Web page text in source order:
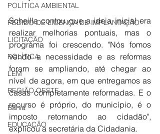
POLÍTICA AMBIENTAL
PEDIDO DE LICENÇA DE IMPLANTAÇÃO
LICITAÇÃO
POLÍTICA
LEM
REGIÃO OESTE
Bahia
EDUCAÇÃO
Scheilla contou que a ideia inicial era
realizar melhorias pontuais, mas o
programa foi crescendo. "Nós fomos
vendo a necessidade e as reformas
foram se ampliando, até chegar ao
nível de agora, em que entregamos as
casas completamente reformadas. E o
recurso é próprio, do município, é o
imposto retornando ao cidadão",
explicou a secretária da Cidadania.